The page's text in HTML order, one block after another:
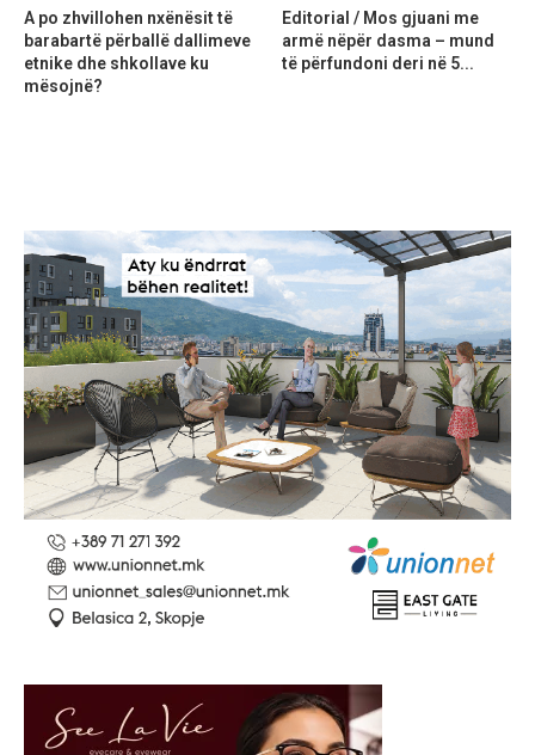
A po zhvillohen nxënësit të
barabartë përballë dallimeve
etnike dhe shkollave ku
mësojnë?
Editorial / Mos gjuani me
armë nëpër dasma – mund
të përfundoni deri në 5...